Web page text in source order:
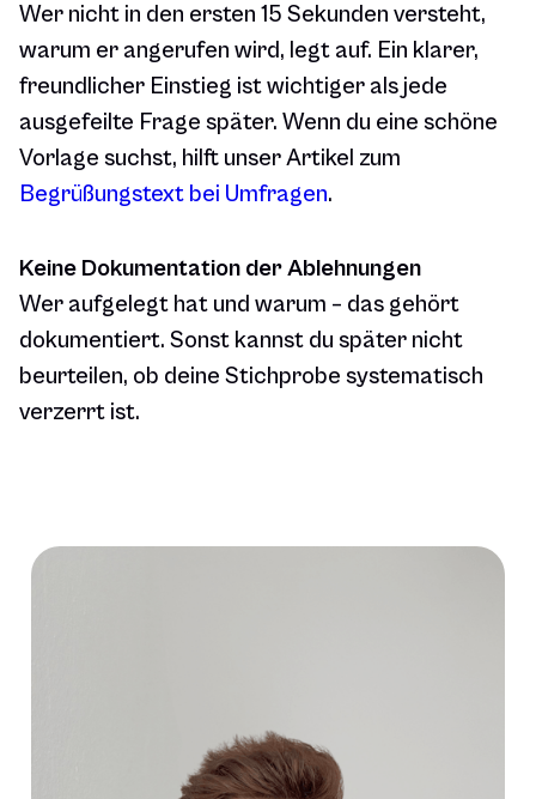
Wer nicht in den ersten 15 Sekunden versteht,
warum er angerufen wird, legt auf. Ein klarer,
freundlicher Einstieg ist wichtiger als jede
ausgefeilte Frage später. Wenn du eine schöne
Vorlage suchst, hilft unser Artikel zum
Begrüßungstext bei Umfragen.
Keine Dokumentation der Ablehnungen
Wer aufgelegt hat und warum – das gehört
dokumentiert. Sonst kannst du später nicht
beurteilen, ob deine Stichprobe systematisch
verzerrt ist.